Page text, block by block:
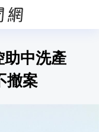
助中洗產
撤案